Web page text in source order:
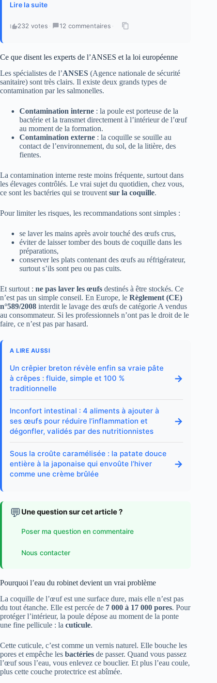
Lire la suite
232 votes · 12 commentaires ·
Ce que disent les experts de l’ANSES et la loi européenne
Les spécialistes de l’ANSES (Agence nationale de sécurité
sanitaire) sont très clairs. Il existe deux grands types de
contamination par les salmonelles.
Contamination interne : la poule est porteuse de la
bactérie et la transmet directement à l’intérieur de l’œuf
au moment de la formation.
Contamination externe : la coquille se souille au
contact de l’environnement, du sol, de la litière, des
fientes.
La contamination interne reste moins fréquente, surtout dans
les élevages contrôlés. Le vrai sujet du quotidien, chez vous,
ce sont les bactéries qui se trouvent sur la coquille.
Pour limiter les risques, les recommandations sont simples :
se laver les mains après avoir touché des œufs crus,
éviter de laisser tomber des bouts de coquille dans les
préparations,
conserver les plats contenant des œufs au réfrigérateur,
surtout s’ils sont peu ou pas cuits.
Et surtout : ne pas laver les œufs destinés à être stockés. Ce
n’est pas un simple conseil. En Europe, le Règlement (CE)
n°589/2008 interdit le lavage des œufs de catégorie A vendus
au consommateur. Si les professionnels n’ont pas le droit de le
faire, ce n’est pas par hasard.
A LIRE AUSSI
Un crêpier breton révèle enfin sa vraie pâte
à crêpes : fluide, simple et 100 %
traditionnelle
→
Inconfort intestinal : 4 aliments à ajouter à
ses œufs pour réduire l’inflammation et
dégonfler, validés par des nutritionnistes
→
Sous la croûte caramélisée : la patate douce
entière à la japonaise qui envoûte l’hiver
comme une crème brûlée
→
💬 Une question sur cet article ?
Poser ma question en commentaire
Nous contacter
Pourquoi l’eau du robinet devient un vrai problème
La coquille de l’œuf est une surface dure, mais elle n’est pas
du tout étanche. Elle est percée de 7 000 à 17 000 pores. Pour
protéger l’intérieur, la poule dépose au moment de la ponte
une fine pellicule : la cuticule.
Cette cuticule, c’est comme un vernis naturel. Elle bouche les
pores et empêche les bactéries de passer. Quand vous passez
l’œuf sous l’eau, vous enlevez ce bouclier. Et plus l’eau coule,
plus cette couche protectrice est abîmée.